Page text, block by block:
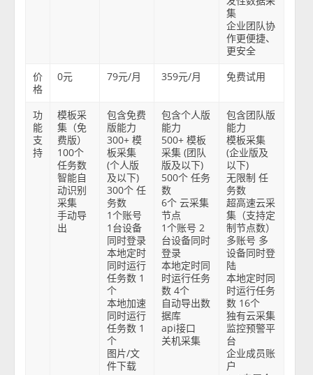
集
企业团队协
作更便捷、
更安全
价
格
0元 79元/月 359元/月 免费试用
功
能
支
持
模板采
集（免
费版）
100个
任务数
智能自
动识别
采集
手动导
出
包含免费
版能力
300+ 模
板采集
(个人版
及以下)
300个 任
务数
1个账号
1台设备
同时登录
本地定时
同时运行
任务数 1
个
本地加速
同时运行
任务数 1
个
图片/文
件下载
包含个人版
能力
500+ 模板
采集 (团队
版及以下)
500个 任务
数
6个 云采集
节点
1个账号 2
台设备同时
登录
本地定时同
时运行任务
数 4个
自动导出数
据库
api接口
关机采集
包含团队版
能力
模板采集
(企业版及
以下)
无限制 任
务数
超高速云采
集（支持定
制节点数）
多账号 多
设备同时登
陆
本地定时同
时运行任务
数 16个
独有云采集
监控预警平
台
企业成员账
户